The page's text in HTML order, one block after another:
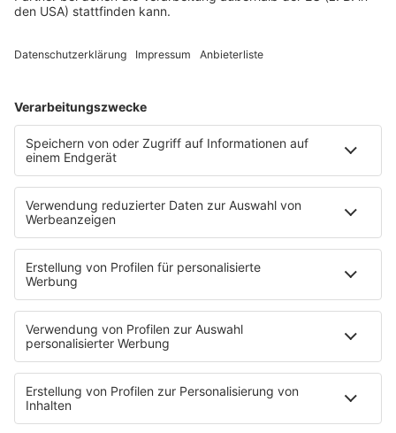
Techno
Trance
Podcast
Pop Crimes
The Story / Loveparade
90er Kids mit Oli.P
YouTube
90s90s DE:CODED
Musik
News
HITstory
Was macht eigentlich?